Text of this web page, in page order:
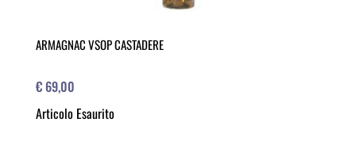
ARMAGNAC VSOP CASTADERE
€ 69,00
Articolo Esaurito